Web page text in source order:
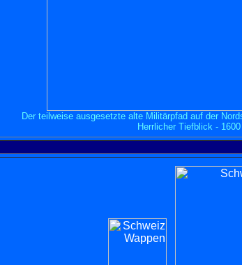
Der teilweise ausgesetzte alte Militärpfad auf der
Herrlicher Tiefblick -